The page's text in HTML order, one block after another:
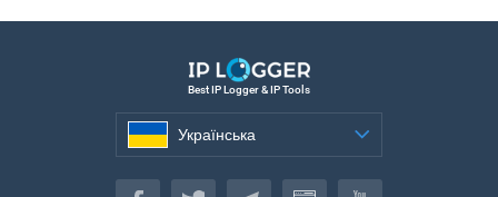
Best IP Logger & IP Tools
Українська
Українська